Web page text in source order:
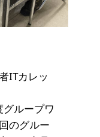
ITカレッ
ループワ
のグルー